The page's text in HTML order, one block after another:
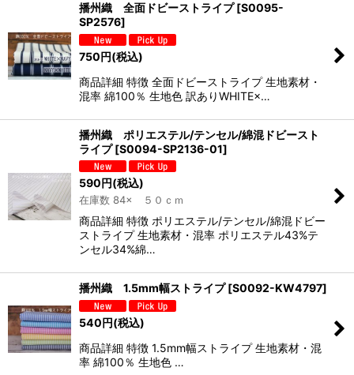
播州織 全面ドビーストライプ [S0095-
SP2576]
750円(税込)
商品詳細 特徴 全面ドビーストライプ 生地素材・
混率 綿100％ 生地色 訳ありWHITE×…
播州織 ポリエステル/テンセル/綿混ドビースト
ライプ [S0094-SP2136-01]
590円(税込)
在庫数 84× ５０ｃｍ
商品詳細 特徴 ポリエステル/テンセル/綿混ドビー
ストライプ 生地素材・混率 ポリエステル43%テ
ンセル34%綿…
播州織 1.5mm幅ストライプ [S0092-KW4797]
540円(税込)
商品詳細 特徴 1.5mm幅ストライプ 生地素材・混
率 綿100％ 生地色 …